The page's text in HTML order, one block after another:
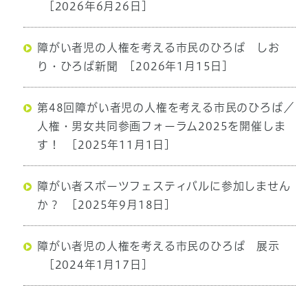
[2026年6月26日]
障がい者児の人権を考える市民のひろば しお
り・ひろば新聞
[2026年1月15日]
第48回障がい者児の人権を考える市民のひろば／
人権・男女共同参画フォーラム2025を開催しま
す！
[2025年11月1日]
障がい者スポーツフェスティバルに参加しません
か？
[2025年9月18日]
障がい者児の人権を考える市民のひろば 展示
[2024年1月17日]